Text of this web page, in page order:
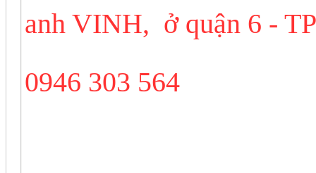
anh VINH, ở quận 6 -
0946 303 564